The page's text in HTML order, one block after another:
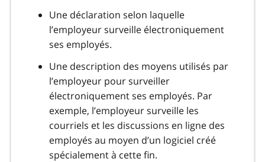
Une déclaration selon laquelle
l’employeur surveille électroniquement
ses employés.
Une description des moyens utilisés par
l’employeur pour surveiller
électroniquement ses employés. Par
exemple, l’employeur surveille les
courriels et les discussions en ligne des
employés au moyen d’un logiciel créé
spécialement à cette fin.